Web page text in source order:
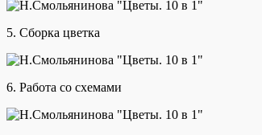
5. Сборка цветка
6. Работа со схемами